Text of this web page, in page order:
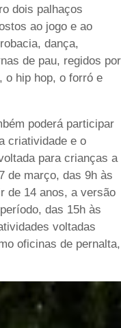
dois palhaços
ao jogo e ao
dança,
de pau, regidos por
o hip hop, o forró e
poderá participar
criatividade e o
para crianças a
de março, das 9h às
de 14 anos, a versão
das 15h às
voltadas
oficinas de pernalta,